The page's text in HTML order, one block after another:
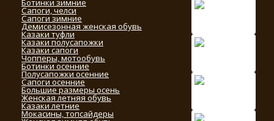
Ботинки зимние
Сапоги, челси
Сапоги зимние
Демисезонная женская обувь
Казаки туфли
Казаки полусапожки
Казаки сапоги
Чопперы, мотообувь
Ботинки осенние
Полусапожки осенние
Сапоги осенние
Большие размеры осень
Женская летняя обувь
Казаки летние
Мокасины, топсайдеры